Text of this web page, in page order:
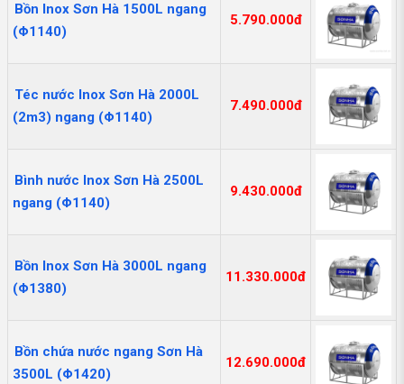
Bồn Inox Sơn Hà 1500L ngang
(Φ1140)
5.790.000đ
Téc nước Inox Sơn Hà 2000L
(2m3) ngang (Φ1140)
7.490.000đ
Bình nước Inox Sơn Hà 2500L
ngang (Φ1140)
9.430.000đ
Bồn Inox Sơn Hà 3000L ngang
(Φ1380)
11.330.000đ
Bồn chứa nước ngang Sơn Hà
3500L (Φ1420)
12.690.000đ